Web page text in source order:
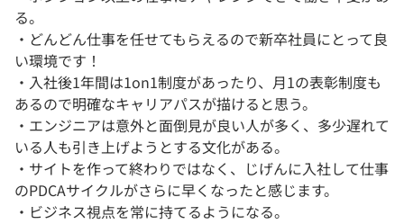
る。
・どんどん仕事を任せてもらえるので新卒社員にとって良
い環境です！
・入社後1年間は1on1制度があったり、月1の表彰制度も
あるので明確なキャリアパスが描けると思う。
・エンジニアは意外と面倒見が良い人が多く、多少遅れて
いる人も引き上げようとする文化がある。
・サイトを作って終わりではなく、じげんに入社して仕事
のPDCAサイクルがさらに早くなったと感じます。
・ビジネス視点を常に持てるようになる。